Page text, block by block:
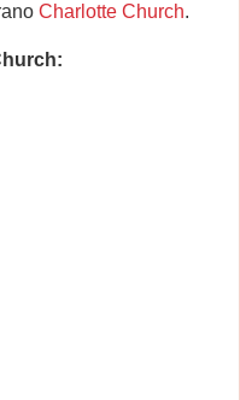
Charlotte Church.